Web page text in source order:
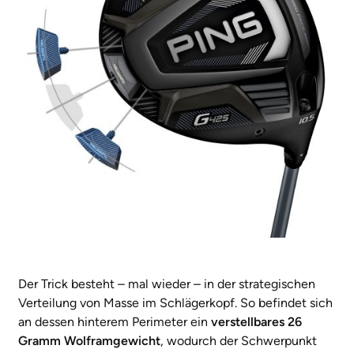
Der Trick besteht – mal wieder – in der strategischen
Verteilung von Masse im Schlägerkopf. So befindet sich
an dessen hinterem Perimeter ein verstellbares 26
Gramm Wolframgewicht, wodurch der Schwerpunkt